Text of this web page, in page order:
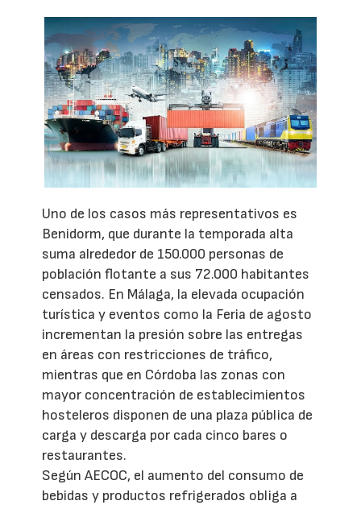
Uno de los casos más representativos es
Benidorm, que durante la temporada alta
suma alrededor de 150.000 personas de
población flotante a sus 72.000 habitantes
censados. En Málaga, la elevada ocupación
turística y eventos como la Feria de agosto
incrementan la presión sobre las entregas
en áreas con restricciones de tráfico,
mientras que en Córdoba las zonas con
mayor concentración de establecimientos
hosteleros disponen de una plaza pública de
carga y descarga por cada cinco bares o
restaurantes.
Según AECOC, el aumento del consumo de
bebidas y productos refrigerados obliga a